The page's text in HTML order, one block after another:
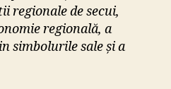
regionale de secui,
regională, a
simbolurile sale și a